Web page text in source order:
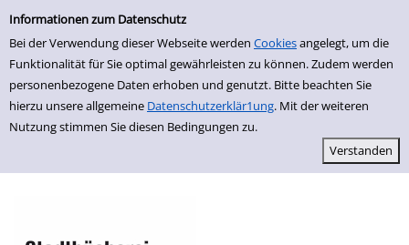
Einfache Suche
Informationen zum Datenschutz
Bei der Verwendung dieser Webseite werden Cookiesangelegt, um die
Funktionalität für Sie optimal gewährleisten zu können. Zudem werden
personenbezogene Daten erhoben und genutzt. Bitte beachten Sie
hierzu unsere allgemeine Datenschutzerklär1ung. Mit der weiteren
Nutzung stimmen Sie diesen Bedingungen zu.
zur Navigation springen
zum Inhalt springen
Zur Detailanzeige springen